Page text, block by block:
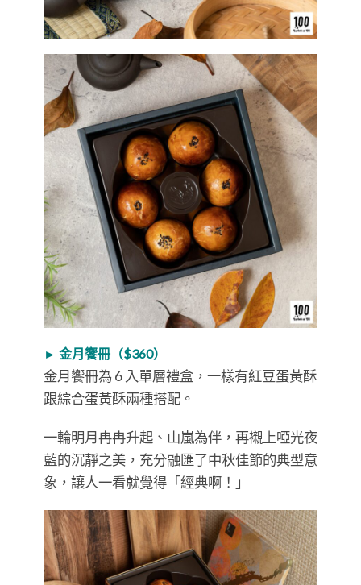
► 金月饗冊（$360）
金月饗冊為 6 入單層禮盒，一樣有紅豆蛋黃酥
跟綜合蛋黃酥兩種搭配。
一輪明月冉冉升起、山嵐為伴，再襯上啞光夜
藍的沉靜之美，充分融匯了中秋佳節的典型意
象，讓人一看就覺得「經典啊！」